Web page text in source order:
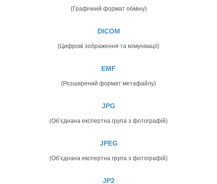
(Графічний формат обміну)
DICOM
(Цифрові зображення та комунікації)
EMF
(Розширений формат метафайлу)
JPG
(Об’єднана експертна група з фотографій)
JPEG
(Об’єднана експертна група з фотографій)
JP2